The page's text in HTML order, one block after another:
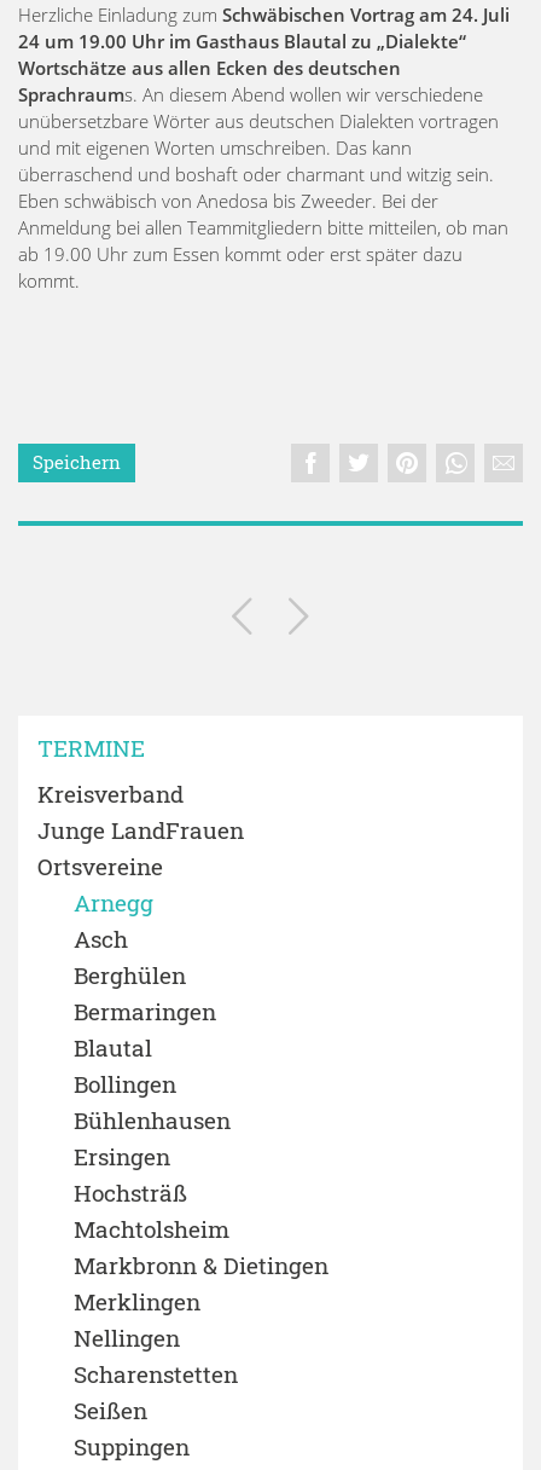
Herzliche Einladung zum Schwäbischen Vortrag am 24. Juli
24 um 19.00 Uhr im Gasthaus Blautal zu „Dialekte“
Wortschätze aus allen Ecken des deutschen
Sprachraums. An diesem Abend wollen wir verschiedene
unübersetzbare Wörter aus deutschen Dialekten vortragen
und mit eigenen Worten umschreiben. Das kann
überraschend und boshaft oder charmant und witzig sein.
Eben schwäbisch von Anedosa bis Zweeder. Bei der
Anmeldung bei allen Teammitgliedern bitte mitteilen, ob man
ab 19.00 Uhr zum Essen kommt oder erst später dazu
kommt.
Speichern
TERMINE
Kreisverband
Junge LandFrauen
Ortsvereine
Arnegg
Asch
Berghülen
Bermaringen
Blautal
Bollingen
Bühlenhausen
Ersingen
Hochsträß
Machtolsheim
Markbronn & Dietingen
Merklingen
Nellingen
Scharenstetten
Seißen
Suppingen